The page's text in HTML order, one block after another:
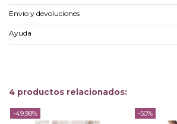
Envío y devoluciones
Ayuda
4 productos relacionados:
-49,98% -50%